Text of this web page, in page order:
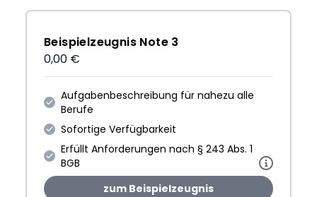
Beispielzeugnis Note 3
0,00 €
Aufgabenbeschreibung für nahezu alle
Berufe
Sofortige Verfügbarkeit
Erfüllt Anforderungen nach § 243 Abs. 1
BGB
zum Beispielzeugnis